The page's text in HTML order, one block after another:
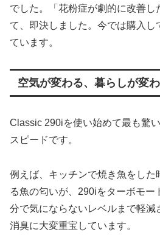
でした。「花粉症が劇的に改善し
て、即決しました。今では購入し
ています。
空気が変わる、暮らしが変
Classic 290iを使い始めて最も驚
スピードです。
例えば、キッチンで焼き魚をした
る魚の匂いが、290iをターボモー
分で気にならないレベルまで軽減
消臭に大変重宝しています。